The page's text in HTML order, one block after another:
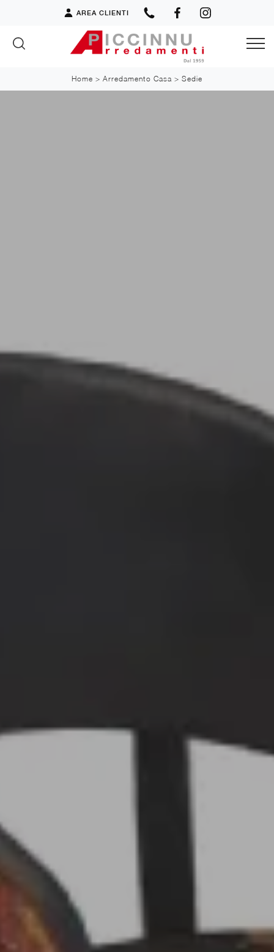
AREA CLIENTI
Home > Arredamento Casa > Sedie